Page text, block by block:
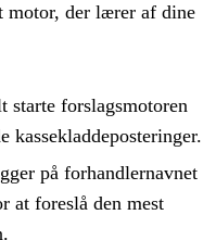
motor, der lærer af dine
starte forslagsmotoren
kassekladdeposteringer.
på forhandlernavnet
at foreslå den mest